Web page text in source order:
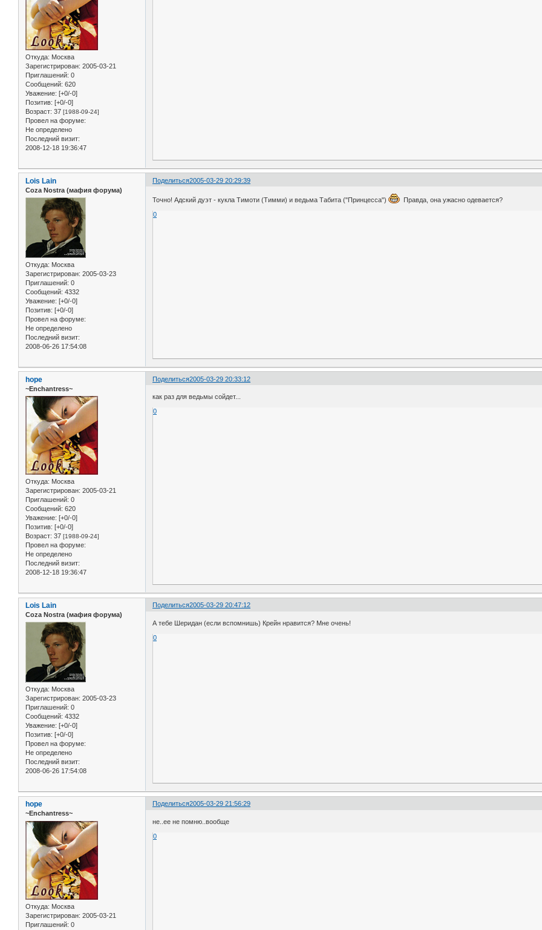
Откуда: Москва
Зарегистрирован: 2005-03-21
Приглашений: 0
Сообщений: 620
Уважение: [+0/-0]
Позитив: [+0/-0]
Возраст: 37 [1988-09-24]
Провел на форуме:
Не определено
Последний визит:
2008-12-18 19:36:47
Поделиться2005-03-29 20:29:39
Lois Lain
Coza Nostra (мафия форума)
Откуда: Москва
Зарегистрирован: 2005-03-23
Приглашений: 0
Сообщений: 4332
Уважение: [+0/-0]
Позитив: [+0/-0]
Провел на форуме:
Не определено
Последний визит:
2008-06-26 17:54:08
Точно! Адский дуэт - кукла Тимоти (Тимми) и ведьма Табита ("Принцесса")
Правда, она ужасно одевается?
0
Поделиться2005-03-29 20:33:12
hope
~Enchantress~
Откуда: Москва
Зарегистрирован: 2005-03-21
Приглашений: 0
Сообщений: 620
Уважение: [+0/-0]
Позитив: [+0/-0]
Возраст: 37 [1988-09-24]
Провел на форуме:
Не определено
Последний визит:
2008-12-18 19:36:47
как раз для ведьмы сойдет...
0
Поделиться2005-03-29 20:47:12
Lois Lain
Coza Nostra (мафия форума)
Откуда: Москва
Зарегистрирован: 2005-03-23
Приглашений: 0
Сообщений: 4332
Уважение: [+0/-0]
Позитив: [+0/-0]
Провел на форуме:
Не определено
Последний визит:
2008-06-26 17:54:08
А тебе Шеридан (если вспомнишь) Крейн нравится? Мне очень!
0
Поделиться2005-03-29 21:56:29
hope
~Enchantress~
Откуда: Москва
Зарегистрирован: 2005-03-21
Приглашений: 0
не..ее не помню..вообще
0